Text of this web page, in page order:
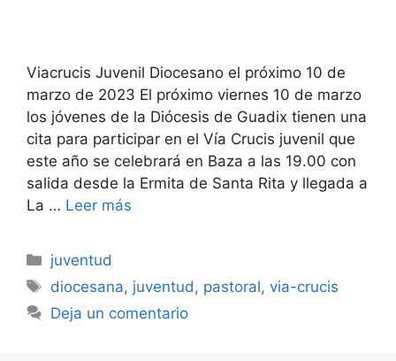
Viacrucis Juvenil Diocesano el próximo 10 de
marzo de 2023 El próximo viernes 10 de marzo
los jóvenes de la Diócesis de Guadix tienen una
cita para participar en el Vía Crucis juvenil que
este año se celebrará en Baza a las 19.00 con
salida desde la Ermita de Santa Rita y llegada a
La … Leer más
Categorías
juventud
Etiquetas
diocesana, juventud , pastoral,via-crucis
Deja un comentario